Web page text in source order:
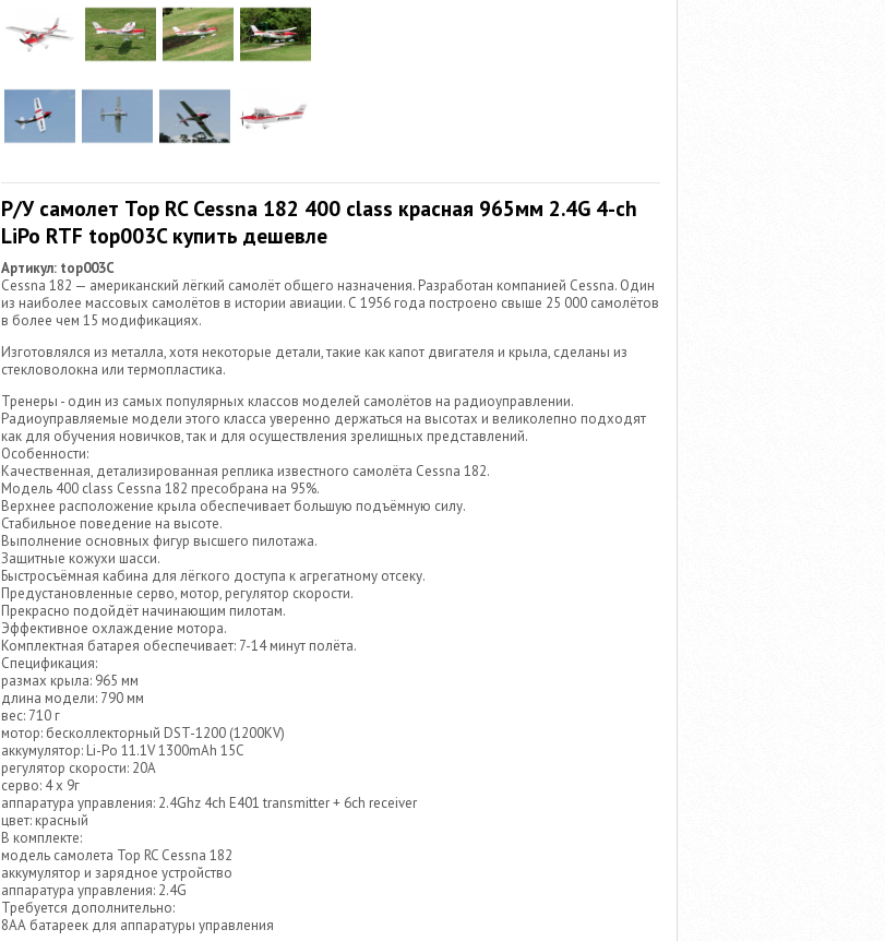
Р/У самолет Top RC Cessna 182 400 class красная 965мм 2.4G 4-ch
LiPo RTF top003C купить дешевле
Артикул: top003C
Cessna 182 — американский лёгкий самолёт общего назначения. Разработан компанией Cessna. Один
из наиболее массовых самолётов в истории авиации. С 1956 года построено свыше 25 000 самолётов
в более чем 15 модификациях.
Изготовлялся из металла, хотя некоторые детали, такие как капот двигателя и крыла, сделаны из
стекловолокна или термопластика.
Тренеры - один из самых популярных классов моделей самолётов на радиоуправлении.
Радиоуправляемые модели этого класса уверенно держаться на высотах и великолепно подходят
как для обучения новичков, так и для осуществления зрелищных представлений.
Особенности:
Качественная, детализированная реплика известного самолёта Cessna 182.
Модель 400 class Cessna 182 пресобрана на 95%.
Верхнее расположение крыла обеспечивает большую подъёмную силу.
Стабильное поведение на высоте.
Выполнение основных фигур высшего пилотажа.
Защитные кожухи шасси.
Быстросъёмная кабина для лёгкого доступа к агрегатному отсеку.
Предустановленные серво, мотор, регулятор скорости.
Прекрасно подойдёт начинающим пилотам.
Эффективное охлаждение мотора.
Комплектная батарея обеспечивает: 7-14 минут полёта.
Спецификация:
размах крыла: 965 мм
длина модели: 790 мм
вес: 710 г
мотор: бесколлекторный DST-1200 (1200KV)
аккумулятор: Li-Po 11.1V 1300mAh 15C
регулятор скорости: 20A
серво: 4 х 9г
аппаратура управления: 2.4Ghz 4ch E401 transmitter + 6ch receiver
цвет: красный
В комплекте:
модель самолета Top RC Cessna 182
аккумулятор и зарядное устройство
аппаратура управления: 2.4G
Требуется дополнительно:
8АА батареек для аппаратуры управления